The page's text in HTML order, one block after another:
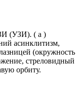
(УЗИ). ( а )
асинклитизм,
(окружность
стреловидный
орбиту.